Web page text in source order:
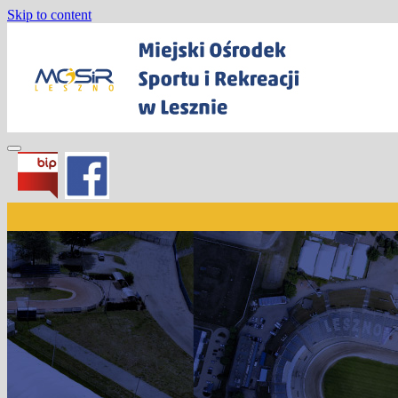
Skip to content
Miejski Ośrodek Sportu i Rekreacji w